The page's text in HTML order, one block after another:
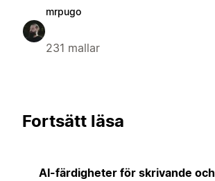
mrpugo
231 mallar
Fortsätt läsa
AI-färdigheter för skrivande och